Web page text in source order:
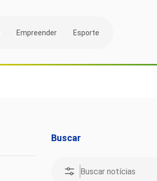
Empreender Esporte
Buscar